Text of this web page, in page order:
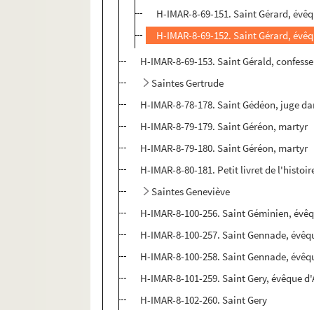
H-IMAR-8-69-151. Saint Gérard,
H-IMAR-8-69-152. Saint Gérard,
H-IMAR-8-69-153. Saint Gérald,
Saintes Gertrude
H-IMAR-8-78-178. Saint Gédéon, juge
H-IMAR-8-79-179. Saint Géréon, martyr
H-IMAR-8-79-180. Saint Géréon, martyr
H-IMAR-8-80-181. Petit livret de
Saintes Geneviève
H-IMAR-8-100-256. Saint Géminien,
H-IMAR-8-100-257. Saint Gennade,
H-IMAR-8-100-258. Saint Gennade,
H-IMAR-8-101-259. Saint Gery, évêque
H-IMAR-8-102-260. Saint Gery